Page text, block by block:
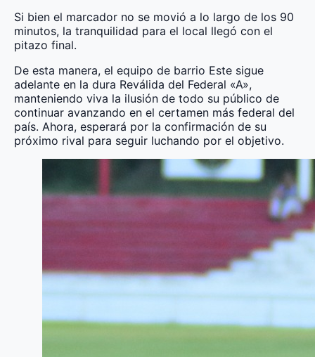
Si bien el marcador no se movió a lo largo de los 90
minutos, la tranquilidad para el local llegó con el
pitazo final.
De esta manera, el equipo de barrio Este sigue
adelante en la dura Reválida del Federal «A»,
manteniendo viva la ilusión de todo su público de
continuar avanzando en el certamen más federal del
país. Ahora, esperará por la confirmación de su
próximo rival para seguir luchando por el objetivo.